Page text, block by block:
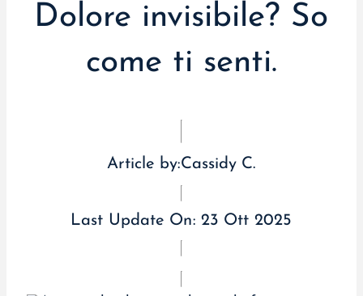
Dolore invisibile? So
come ti senti.
Article by:Cassidy C.
Last Update On: 23 Ott 2025